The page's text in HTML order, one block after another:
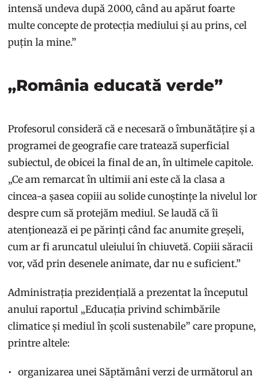
intensă undeva după 2000, când au apărut foarte
multe concepte de protecția mediului și au prins, cel
puțin la mine.”
„România educată verde”
Profesorul consideră că e necesară o îmbunătățire și a
programei de geografie care tratează superficial
subiectul, de obicei la final de an, în ultimele capitole.
„Ce am remarcat în ultimii ani este că la clasa a
cincea-a șasea copiii au solide cunoștințe la nivelul lor
despre cum să protejăm mediul. Se laudă că îi
atenționează ei pe părinți când fac anumite greșeli,
cum ar fi aruncatul uleiului în chiuvetă. Copiii săracii
vor, văd prin desenele animate, dar nu e suficient.”
Administrația prezidențială a prezentat la începutul
anului raportul „Educația privind schimbările
climatice și mediul în școli sustenabile” care propune,
printre altele:
organizarea unei Săptămâni verzi de următorul an